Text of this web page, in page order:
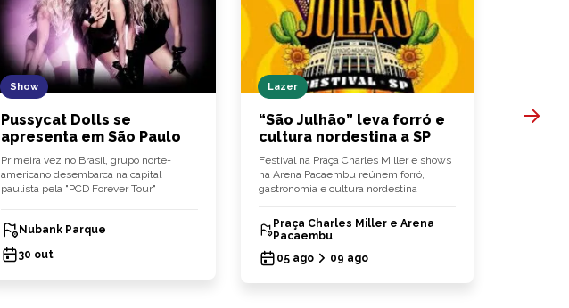
Show
Pussycat Dolls se
apresenta em São Paulo
Primeira vez no Brasil, grupo norte-
americano desembarca na capital
paulista pela "PCD Forever Tour"
Nubank Parque
30 out
Lazer
“São Julhão” leva forró e
cultura nordestina a SP
Festival na Praça Charles Miller e shows
na Arena Pacaembu reúnem forró,
gastronomia e cultura nordestina
Praça Charles Miller e Arena
Pacaembu
05 ago
09 ago